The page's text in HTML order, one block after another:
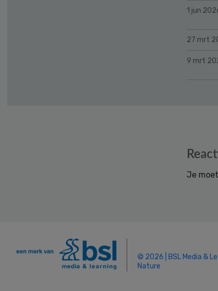
1 jun
27 mrt
9 mrt
Je moet
© 2026 | BSL Media &
Nature